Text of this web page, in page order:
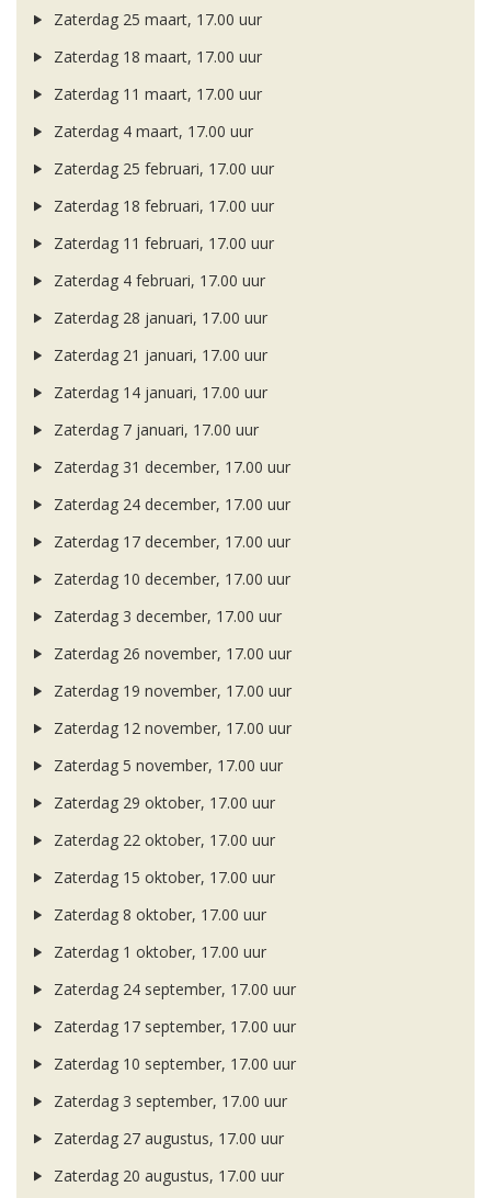
Zaterdag 25 maart, 17.00 uur
Zaterdag 18 maart, 17.00 uur
Zaterdag 11 maart, 17.00 uur
Zaterdag 4 maart, 17.00 uur
Zaterdag 25 februari, 17.00 uur
Zaterdag 18 februari, 17.00 uur
Zaterdag 11 februari, 17.00 uur
Zaterdag 4 februari, 17.00 uur
Zaterdag 28 januari, 17.00 uur
Zaterdag 21 januari, 17.00 uur
Zaterdag 14 januari, 17.00 uur
Zaterdag 7 januari, 17.00 uur
Zaterdag 31 december, 17.00 uur
Zaterdag 24 december, 17.00 uur
Zaterdag 17 december, 17.00 uur
Zaterdag 10 december, 17.00 uur
Zaterdag 3 december, 17.00 uur
Zaterdag 26 november, 17.00 uur
Zaterdag 19 november, 17.00 uur
Zaterdag 12 november, 17.00 uur
Zaterdag 5 november, 17.00 uur
Zaterdag 29 oktober, 17.00 uur
Zaterdag 22 oktober, 17.00 uur
Zaterdag 15 oktober, 17.00 uur
Zaterdag 8 oktober, 17.00 uur
Zaterdag 1 oktober, 17.00 uur
Zaterdag 24 september, 17.00 uur
Zaterdag 17 september, 17.00 uur
Zaterdag 10 september, 17.00 uur
Zaterdag 3 september, 17.00 uur
Zaterdag 27 augustus, 17.00 uur
Zaterdag 20 augustus, 17.00 uur